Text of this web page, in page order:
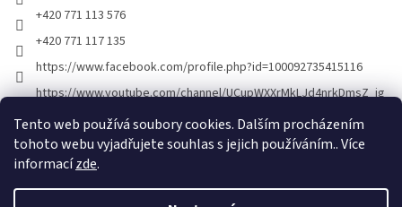
Tento web používá soubory cookies. Dalším procházením
tohoto webu vyjadřujete souhlas s jejich používáním.. Více
informacízde.
+420 771 113 576
+420 771 117 135
https://www.facebook.com/profile.php?id=100092735415116
https://www.youtube.com/channel/UCupWXXrMkLJd4nrkDmsZ_ig